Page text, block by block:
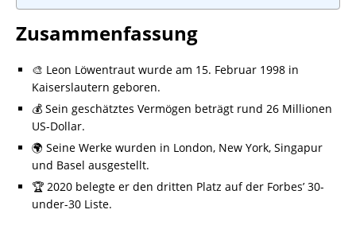
Zusammenfassung
🎨 Leon Löwentraut wurde am 15. Februar 1998 in
Kaiserslautern geboren.
💰 Sein geschätztes Vermögen beträgt rund 26 Millionen
US-Dollar.
🌍 Seine Werke wurden in London, New York, Singapur
und Basel ausgestellt.
🏆 2020 belegte er den dritten Platz auf der Forbes’ 30-
under-30 Liste.